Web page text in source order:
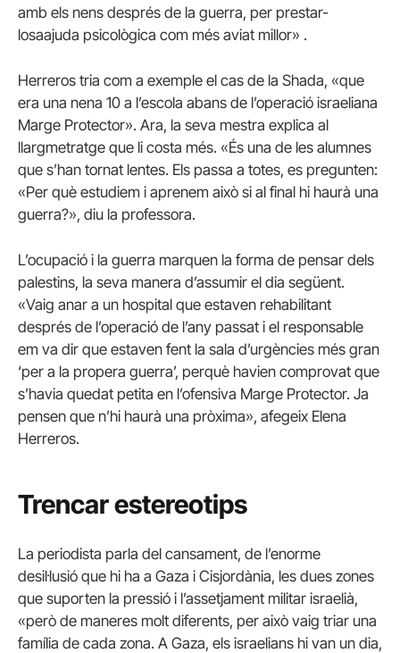
amb els nens després de la guerra, per prestar-
losaajuda psicològica com més aviat millor» .
Herreros tria com a exemple el cas de la Shada, «que
era una nena 10 a l’escola abans de l’operació israeliana
Marge Protector». Ara, la seva mestra explica al
llargmetratge que li costa més. «És una de les alumnes
que s’han tornat lentes. Els passa a totes, es pregunten:
«Per què estudiem i aprenem això si al final hi haurà una
guerra?», diu la professora.
L’ocupació i la guerra marquen la forma de pensar dels
palestins, la seva manera d’assumir el dia següent.
«Vaig anar a un hospital que estaven rehabilitant
després de l’operació de l’any passat i el responsable
em va dir que estaven fent la sala d’urgències més gran
‘per a la propera guerra’, perquè havien comprovat que
s’havia quedat petita en l’ofensiva Marge Protector. Ja
pensen que n’hi haurà una pròxima», afegeix Elena
Herreros.
Trencar estereotips
La periodista parla del cansament, de l’enorme
desil·lusió que hi ha a Gaza i Cisjordània, les dues zones
que suporten la pressió i l’assetjament militar israelià,
«però de maneres molt diferents, per això vaig triar una
família de cada zona. A Gaza, els israelians hi van un dia,